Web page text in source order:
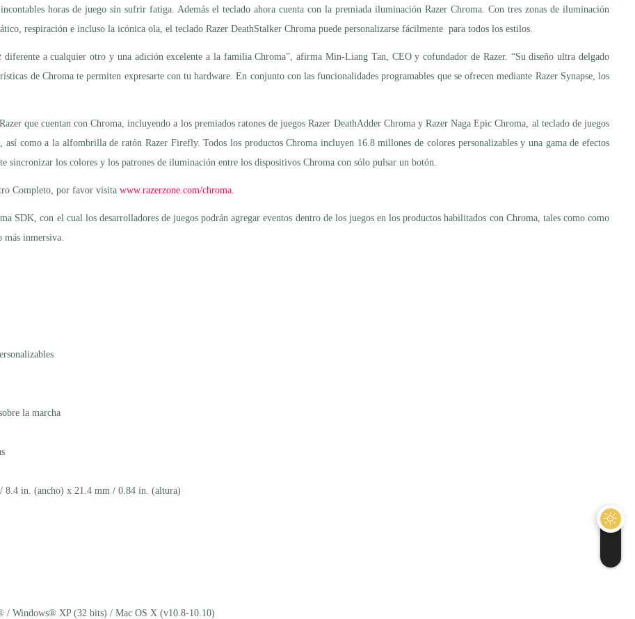
horas de juego sin sufrir fatiga. Además el teclado ahora cuenta con la premiada iluminación Razer Chroma. Con tres zonas de iluminación
respiración e incluso la icónica ola, el teclado Razer DeathStalker Chroma puede personalizarse fácilmente para todos los estilos.
diferente a cualquier otro y una adición excelente a la familia Chroma”, afirma Min-Liang Tan, CEO y cofundador de Razer. “Su diseño ultra delgado
de Chroma te permiten expresarte con tu hardware. En conjunto con las funcionalidades programables que se ofrecen mediante Razer Synapse, los
que cuentan con Chroma, incluyendo a los premiados ratones de juegos Razer DeathAdder Chroma y Razer Naga Epic Chroma, al teclado de juegos
como a la alfombrilla de ratón Razer Firefly. Todos los productos Chroma incluyen 16.8 millones de colores personalizables y una gama de efectos
sincronizar los colores y los patrones de iluminación entre los dispositivos Chroma con sólo pulsar un botón.
Completo, por favor visita www.razerzone.com/chroma
SDK, con el cual los desarrolladores de juegos podrán agregar eventos dentro de los juegos en los productos habilitados con Chroma, tales como como
más inmersiva.
la marcha
8.4 in. (ancho) x 21.4 mm / 0.84 in. (altura)
Windows® XP (32 bits) / Mac OS X (v10.8-10.10)